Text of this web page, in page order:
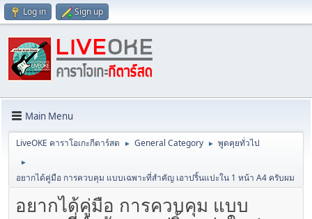
Log in Sign up
Main Menu
LiveOKE คาราโอเกะกีตาร์สด ► General Category ► พูดคุยทั่วไป
►
อยากได้คู่มือ การควบคุม แบบเฉพาะที่สำคัญ เอาปริ้นแปะใน 1 หน้า A4 ครับผม
อยากได้คู่มือ การควบคุม แบบ